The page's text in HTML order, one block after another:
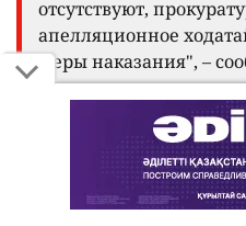
отсутствуют,
апелляционное
меры наказания", –
органе.
В прокуратуре
решение по этому